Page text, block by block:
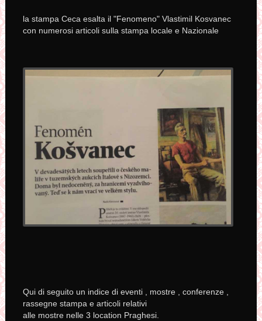
la stampa Ceca esalta il "Fenomeno" Vlastimil Kosvanec
con numerosi articoli sulla stampa locale e Nazionale
Qui di seguito un indice di eventi , mostre , conferenze ,
rassegne stampa e articoli relativi
alle mostre nelle 3 location Praghesi.